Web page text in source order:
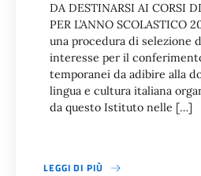
DA DESTINARSI AI CORSI
PER L’ANNO SCOLASTICO
una procedura di selezione
interesse per il
temporanei da adibire alla
lingua e cultura italiana
da questo Istituto nelle […]
LEGGI DI PIÙ